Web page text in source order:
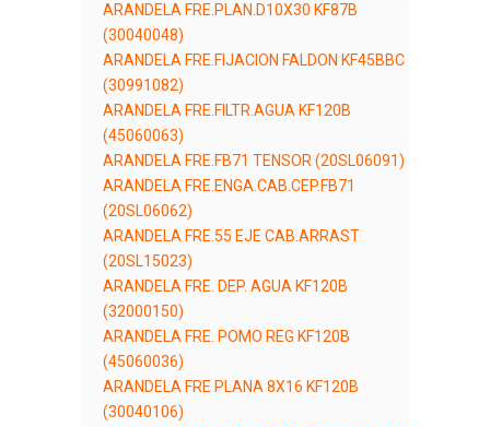
ARANDELA FRE.PLAN.D10X30 KF87B
(30040048)
ARANDELA FRE.FIJACION FALDON KF45BBC
(30991082)
ARANDELA FRE.FILTR.AGUA KF120B
(45060063)
ARANDELA FRE.FB71 TENSOR (20SL06091)
ARANDELA FRE.ENGA.CAB.CEP.FB71
(20SL06062)
ARANDELA FRE.55 EJE CAB.ARRAST
(20SL15023)
ARANDELA FRE. DEP. AGUA KF120B
(32000150)
ARANDELA FRE. POMO REG KF120B
(45060036)
ARANDELA FRE PLANA 8X16 KF120B
(30040106)